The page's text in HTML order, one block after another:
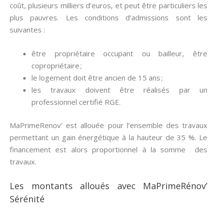
coût, plusieurs milliers d’euros, et peut être particuliers les
plus pauvres. Les conditions d’admissions sont les
suivantes :
être propriétaire occupant ou bailleur, être
copropriétaire ;
le logement doit être ancien de 15 ans ;
les travaux doivent être réalisés par un
professionnel certifié RGE.
MaPrimeRenov’ est allouée pour l’ensemble des travaux
permettant un gain énergétique à la hauteur de 35 %. Le
financement est alors proportionnel à la somme des
travaux.
Les montants alloués avec MaPrimeRénov’
Sérénité